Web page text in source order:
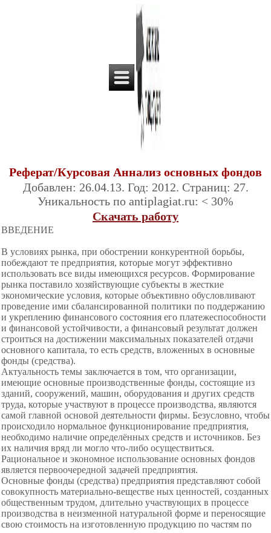
Реферат/Курсовая Аннализ основных фондов
Добавлен: 26.04.13. Год: 2012. Страниц: 27.
Уникальность по antiplagiat.ru: < 30%
Скачать работу
ВВЕДЕНИЕ
В условиях рынка, при обострении конкурентной борьбы,
побеждают те предприятия, которые могут эффективно
использовать все виды имеющихся ресурсов. Формирование
рынка поставило хозяйствующие субъекты в жесткие
экономические условия, которые объективно обусловливают
проведение ими сбалансированной политики по поддержанию
и укреплению финансового состояния его платежеспособности
и финансовой устойчивости, а финансовый результат должен
строиться на достижении максимальных показателей отдачи
основного капитала, то есть средств, вложенных в основные
фонды (средства).
Актуальность темы заключается в том, что организации,
имеющие основные производственные фонды, состоящие из
зданий, сооружений, машин, оборудования и других средств
труда, которые участвуют в процессе производства, являются
самой главной основой деятельности фирмы. Безусловно, чтобы
происходило нормальное функционирование предприятия,
необходимо наличие определённых средств и источников. Без
их наличия вряд ли могло что-либо осуществиться.
Рациональное и экономное использование основных фондов
является первоочередной задачей предприятия.
Основные фонды (средства) предприятия представляют собой
совокупность материально-веществе ных ценностей, созданных
общественным трудом, длительно участвующих в процессе
производства в неизменной натуральной форме и переносящие
свою стоимость на изготовленную продукцию по частям по